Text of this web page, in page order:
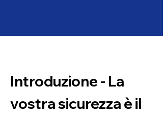
Introduzione - La
vostra sicurezza è il